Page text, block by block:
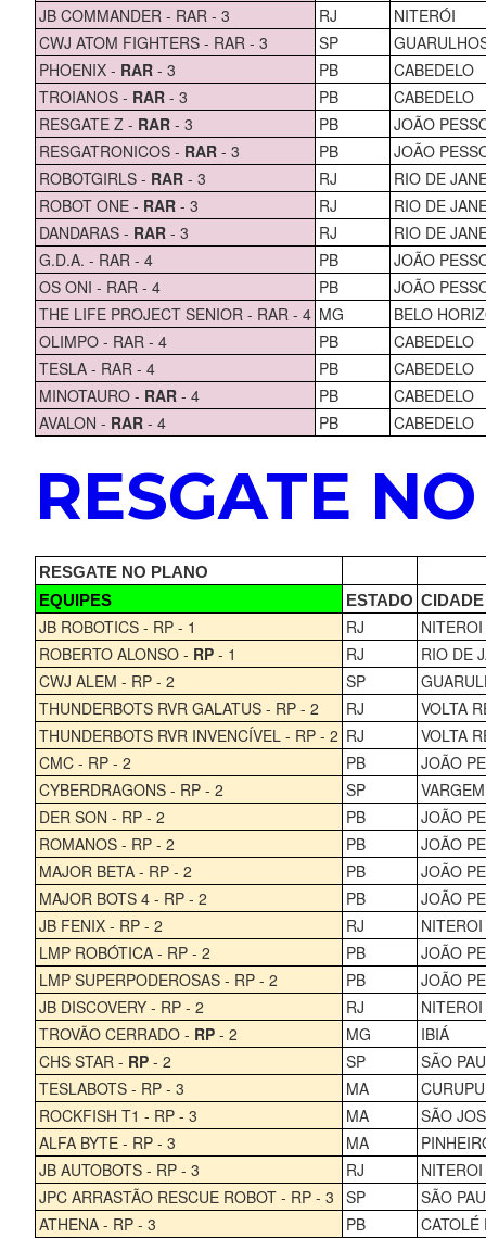
JB COMMANDER - RAR - 3 RJ
NITERÓI
CWJ ATOM FIGHTERS - RAR - 3
SP
PHOENIX - RAR- 3 PB
CABEDELO
TROIANOS - RAR- 3 PB
CABEDELO
RESGATE Z - RAR- 3 PB
JOÃO
RESGATRONICOS - RAR- 3 PB
JOÃO
ROBOTGIRLS - RAR- 3 RJ
RIO DE
ROBOT ONE - RAR- 3 RJ
RIO DE
DANDARAS - RAR- 3 RJ
RIO DE
G.D.A. - RAR - 4
PB
JOÃO
OS ONI - RAR - 4
PB
JOÃO
THE LIFE PROJECT SENIOR - RAR - 4 MG
BELO
OLIMPO - RAR - 4
PB
CABEDELO
TESLA - RAR - 4
PB
CABEDELO
MINOTAURO - RAR- 4 PB
CABEDELO
AVALON - RAR- 4 PB CABEDELO
RESGATE
RESGATE NO PLANO
EQUIPES
ESTADO CIDADE
JB ROBOTICS - RP - 1 RJ
NITEROI
ROBERTO ALONSO - RP- 1 RJ
RIO DE
CWJ ALEM - RP - 2
SP
THUNDERBOTS RVR GALATUS - RP - 2
RJ
VOLTA
THUNDERBOTS RVR INVENCÍVEL - RP - 2 RJ
VOLTA
CMC - RP - 2
PB
JOÃO
CYBERDRAGONS - RP - 2
SP
DER SON - RP - 2
PB
JOÃO
ROMANOS - RP - 2
PB
JOÃO
MAJOR BETA - RP - 2
PB
JOÃO
MAJOR BOTS 4 - RP - 2
PB
JOÃO
JB FENIX - RP - 2
RJ
NITEROI
LMP ROBÓTICA - RP - 2
PB
JOÃO
LMP SUPERPODEROSAS - RP - 2
PB
JOÃO
JB DISCOVERY - RP - 2
RJ
NITEROI
TROVÃO CERRADO - RP- 2 MG
IBIÁ
CHS STAR - RP- 2 SP
SÃO
TESLABOTS - RP - 3
MA
ROCKFISH T1 - RP - 3
MA
SÃO
ALFA BYTE - RP - 3
MA
JB AUTOBOTS - RP - 3
RJ
NITEROI
JPC ARRASTÃO RESCUE ROBOT - RP - 3 SP
SÃO
ATHENA - RP - 3
PB
CATOLÉ